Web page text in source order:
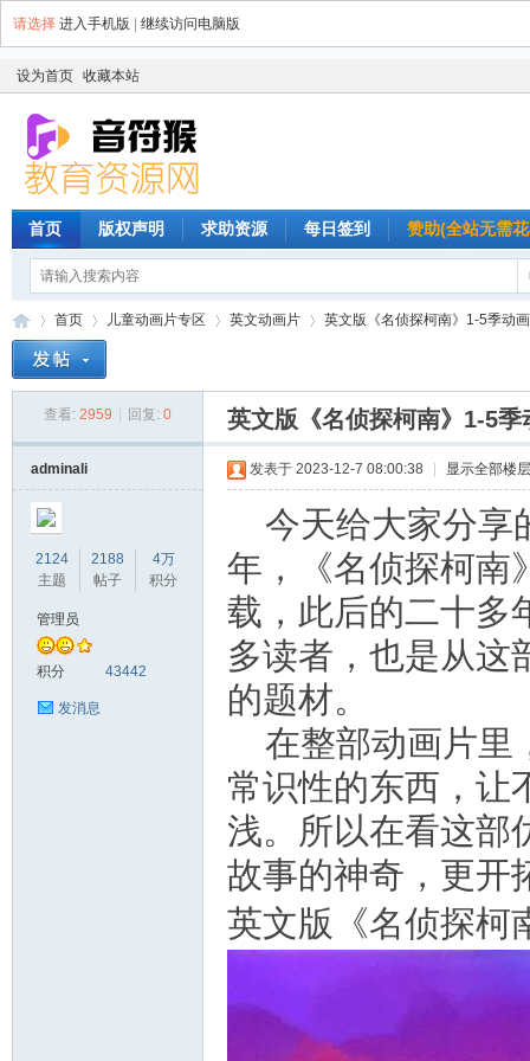
请选择 进入手机版 继续访问电脑版
设为首页 收藏本站
首页 版权声明 求助资源 每日签到 赞助(全站无需
首页
›
儿童动画片专区 英文动画片 英文版《名侦探柯南》1-5季动
查看: 2959 回复: 0 英文版《名侦探柯南》1-5
adminali
2124
主题
2188
帖子
4万
积分
管理员
积分 43442
发消息
发表于 2023-12-7 08:00:38 显示全部楼层
今天给大家分享
年，《名侦探柯南
载，此后的二十多
多读者，也是从这
的题材。
在整部动画片里
常识性的东西，让
浅。所以在看这部
故事的神奇，更开
英文版《名侦探柯